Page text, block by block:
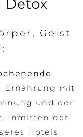
Detox
Geist
Ernährung mit
und der
Inmitten der
Hotels